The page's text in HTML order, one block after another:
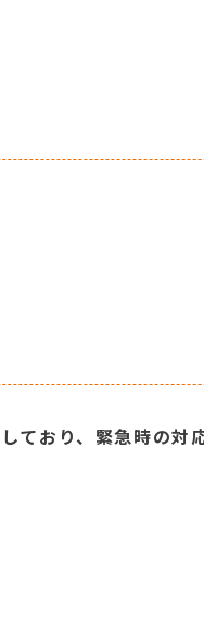
ており、緊急時の対